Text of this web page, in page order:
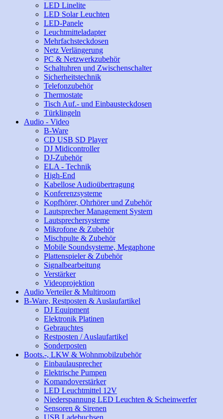
LED Linelite
LED Solar Leuchten
LED-Panele
Leuchtmitteladapter
Mehrfachsteckdosen
Netz Verlängerung
PC & Netzwerkzubehör
Schaltuhren und Zwischenschalter
Sicherheitstechnik
Telefonzubehör
Thermostate
Tisch Auf.- und Einbausteckdosen
Türklingeln
Audio - Video
B-Ware
CD USB SD Player
DJ Midicontroller
DJ-Zubehör
ELA - Technik
High-End
Kabellose Audioübertragung
Konferenzsysteme
Kopfhörer, Ohrhörer und Zubehör
Lautsprecher Management System
Lautsprechersysteme
Mikrofone & Zubehör
Mischpulte & Zubehör
Mobile Soundsysteme, Megaphone
Plattenspieler & Zubehör
Signalbearbeitung
Verstärker
Videoprojektion
Audio Verteiler & Multiroom
B-Ware, Restposten & Auslaufartikel
DJ Equipment
Elektronik Platinen
Gebrauchtes
Restposten / Auslaufartikel
Sonderposten
Boots.-, LKW & Wohnmobilzubehör
Einbaulausprecher
Elektrische Pumpen
Komandoverstärker
LED Leuchtmittel 12V
Niederspannung LED Leuchten & Scheinwerfer
Sensoren & Sirenen
USB Ladebuchsen